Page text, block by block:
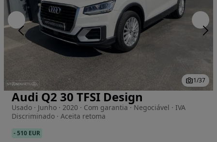
Imagem 1 de 37
1/37
Audi Q2 30 TFSI Design
Usado · Junho · 2020 · Com garantia · Negociável · IVA
Discriminado · Aceita retoma
-510 EUR